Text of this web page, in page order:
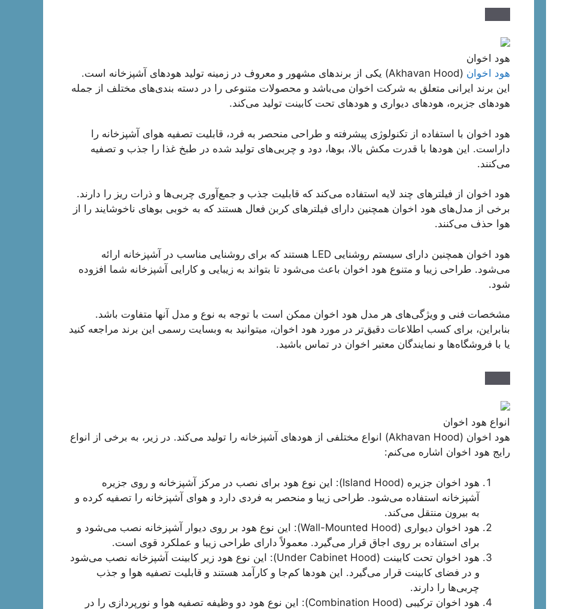
هود اخوان
هود اخوان
(Akhavan Hood) یکی از برندهای مشهور و معروف در زمینه تولید هود‌های آشپزخانه است.
این برند ایرانی متعلق به شرکت اخوان می‌باشد و محصولات متنوعی را در دسته بندی‌های مختلف از جمله
هودهای جزیره، هودهای دیواری و هودهای تحت کابینت تولید می‌کند.
هود اخوان با استفاده از تکنولوژی پیشرفته و طراحی منحصر به فرد، قابلیت تصفیه هوای آشپزخانه را
داراست. این هودها با قدرت مکش بالا، بوها، دود و چربی‌های تولید شده در طبخ غذا را جذب و تصفیه
می‌کنند.
هود اخوان از فیلترهای چند لایه استفاده می‌کند که قابلیت جذب و جمع‌آوری چربی‌ها و ذرات ریز را دارند.
برخی از مدل‌های هود اخوان همچنین دارای فیلترهای کربن فعال هستند که به خوبی بوهای ناخوشایند را از
هوا حذف می‌کنند.
هود اخوان همچنین دارای سیستم روشنایی LED هستند که برای روشنایی مناسب در آشپزخانه ارائه
می‌شود. طراحی زیبا و متنوع هود اخوان باعث می‌شود تا بتواند به زیبایی و کارایی آشپزخانه شما افزوده
شود.
مشخصات فنی و ویژگی‌های هر مدل هود اخوان ممکن است با توجه به نوع و مدل آنها متفاوت باشد.
بنابراین، برای کسب اطلاعات دقیق‌تر در مورد هود اخوان، میتوانید به وبسایت رسمی این برند مراجعه کنید
یا با فروشگاه‌ها و نمایندگان معتبر اخوان در تماس باشید.
انواع هود اخوان
هود اخوان (Akhavan Hood) انواع مختلفی از هود‌های آشپزخانه را تولید می‌کند. در زیر، به برخی از انواع
رایج هود اخوان اشاره می‌کنم:
هود اخوان جزیره (Island Hood): این نوع هود برای نصب در مرکز آشپزخانه و روی جزیره
آشپزخانه استفاده می‌شود. طراحی زیبا و منحصر به فردی دارد و هوای آشپزخانه را تصفیه کرده و
به بیرون منتقل می‌کند.
هود اخوان دیواری (Wall-Mounted Hood): این نوع هود بر روی دیوار آشپزخانه نصب می‌شود و
برای استفاده بر روی اجاق قرار می‌گیرد. معمولاً دارای طراحی زیبا و عملکرد قوی است.
هود اخوان تحت کابینت (Under Cabinet Hood): این نوع هود زیر کابینت آشپزخانه نصب می‌شود
و در فضای کابینت قرار می‌گیرد. این هودها کم‌جا و کارآمد هستند و قابلیت تصفیه هوا و جذب
چربی‌ها را دارند.
هود اخوان ترکیبی (Combination Hood): این نوع هود دو وظیفه تصفیه هوا و نورپردازی را در